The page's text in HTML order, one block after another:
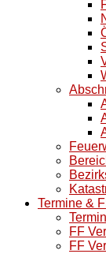
Termine &
FF
FF